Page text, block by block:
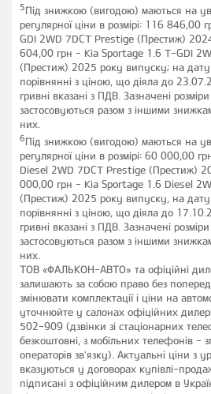
5Під знижкою (вигодою) маються на
регулярної ціни в розмірі: 116
GDI 2WD 7DCT Prestige (Престиж)
604,00 грн - Kia Sportage 1.6 T-GDI
(Престиж) 2025 року випуску; на
порівнянні з ціною, що діяла до
гривні вказані з ПДВ. Зазначені
застосовуються разом з іншими
них.
6Під знижкою (вигодою) маються на
регулярної ціни в розмірі: 60 000,00
Diesel 2WD 7DCT Prestige (Престиж)
000,00 грн - Kia Sportage 1.6 Diesel
(Престиж) 2025 року випуску, на
порівнянні з ціною, що діяла до
гривні вказані з ПДВ. Зазначені
застосовуються разом з іншими
них.
ТОВ «ФАЛЬКОН-АВТО» та офіційні
залишають за собою право без
змінювати комплектації і ціни на
уточнюйте у салонах офіційних
502-909 (дзвінки зі стаціонарних
безкоштовні, з мобільних телефонів -
операторів зв'язку). Актуальні ціни з
вказуються у договорах купівлі-
підписані з офіційним дилером в